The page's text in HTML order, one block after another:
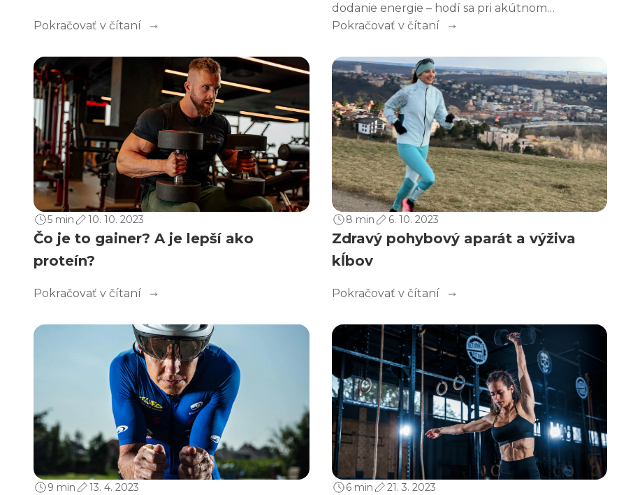
Pokračovať v čítaní
dodanie energie – hodí sa pri akútnom
energetickom výpadku alebo krátko pred
určený pre dlhé vytrvalostné výkony, kde je
potrebný stabilný prísun energie počas celej
aktivity. Prečo to tak funguje a kedy ktorý gél
zvoliť?
Pokračovať v čítaní
5 min 10. 10. 2023
Čo je to gainer? A je lepší ako
proteín?
Pokračovať v čítaní
8 min 6. 10. 2023
Zdravý pohybový aparát a výživa
kĺbov
Pokračovať v čítaní
9 min 13. 4. 2023 6 min 21. 3. 2023